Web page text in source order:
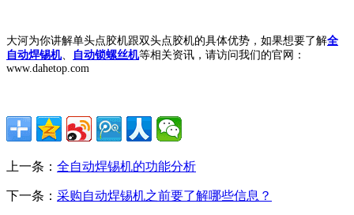
大河为你讲解单头点胶机跟双头点胶机的具体优势，如果想要了解全
自动焊锡机、 自动锁螺丝机等相关资讯，请访问我们的官网：
www.dahetop.com
上一条： 全自动焊锡机的功能分析
下一条： 采购自动焊锡机之前要了解哪些信息？